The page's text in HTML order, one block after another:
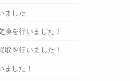
ました
を行いました！
を行いました！
ました！